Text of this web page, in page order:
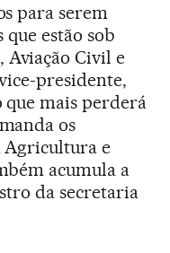
para serem
estão sob
Aviação Civil e
presidente,
que mais perderá
os
Agricultura e
acumula a
da secretaria